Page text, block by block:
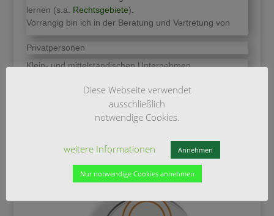
lernen (s.a. Rechtsgebiete).
Vorrangig bin ich in der Beratung und Vertretung von
Privatpersonen
Klein- und mittelständischen Unternehmen
lizenziert durch die Bundesrechtsanwaltskammer
Diese Webseite verwendet
ausschließlich
notwendige Cookies.
weitere Informationen Annehmen
Nur notwendige Cookies annehmen